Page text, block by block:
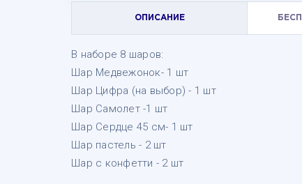
ОПИСАНИЕ
В наборе 8 шаров:
Шар Медвежонок- 1 шт
Шар Цифра (на выбор) - 1 шт
Шар Самолет -1 шт
Шар Сердце 45 см- 1 шт
Шар пастель - 2 шт
Шар с конфетти - 2 шт